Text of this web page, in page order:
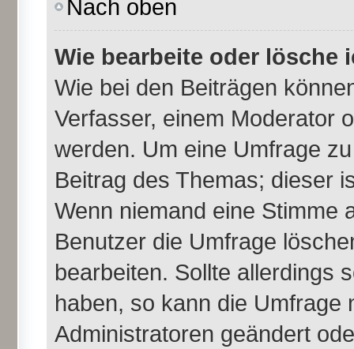
Nach oben
Wie bearbeite oder lösche
Wie bei den Beiträgen
Verfasser, einem Moderator
werden. Um eine Umfrage
Beitrag des Themas; dieser
Wenn niemand eine Stimme
Benutzer die Umfrage
bearbeiten. Sollte allerdings
haben, so kann die
Administratoren geändert